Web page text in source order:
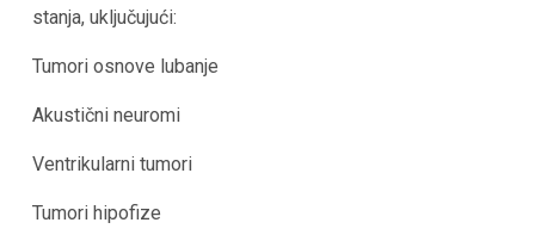
stanja, uključujući:
Tumori osnove lubanje
Akustični neuromi
Ventrikularni tumori
Tumori hipofize